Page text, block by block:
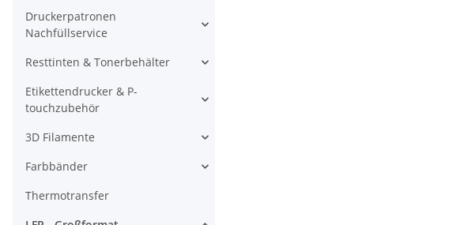
Druckerpatronen
Nachfüllservice
Resttinten & Tonerbehälter
Etikettendrucker & P-
touchzubehör
3D Filamente
Farbbänder
Thermotransfer